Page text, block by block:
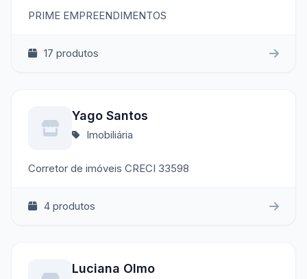
PRIME EMPREENDIMENTOS
17 produtos
Yago Santos
Imobiliária
Corretor de imóveis CRECI 33598
4 produtos
Luciana Olmo